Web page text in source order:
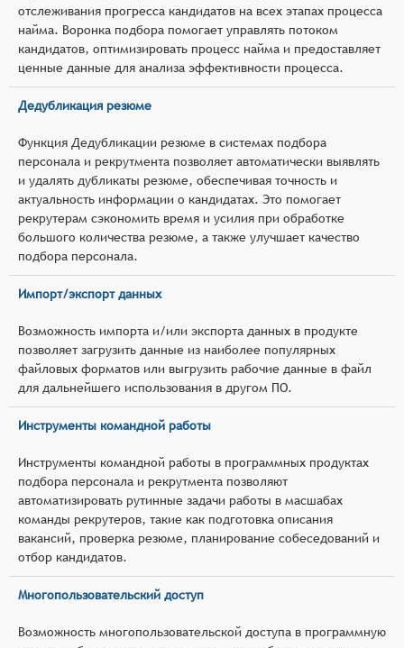
отслеживания прогресса кандидатов на всех этапах процесса
найма. Воронка подбора помогает управлять потоком
кандидатов, оптимизировать процесс найма и предоставляет
ценные данные для анализа эффективности процесса.
Дедубликация резюме
Функция Дедубликации резюме в системах подбора
персонала и рекрутмента позволяет автоматически выявлять
и удалять дубликаты резюме, обеспечивая точность и
актуальность информации о кандидатах. Это помогает
рекрутерам сэкономить время и усилия при обработке
большого количества резюме, а также улучшает качество
подбора персонала.
Импорт/экспорт данных
Возможность импорта и/или экспорта данных в продукте
позволяет загрузить данные из наиболее популярных
файловых форматов или выгрузить рабочие данные в файл
для дальнейшего использования в другом ПО.
Инструменты командной работы
Инструменты командной работы в программных продуктах
подбора персонала и рекрутмента позволяют
автоматизировать рутинные задачи работы в масшабах
команды рекрутеров, такие как подготовка описания
вакансий, проверка резюме, планирование собеседований и
отбор кандидатов.
Многопользовательский доступ
Возможность многопользовательской доступа в программную